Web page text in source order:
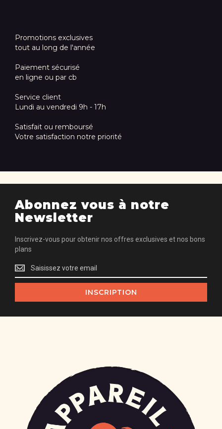
Promotions exclusives
tout au long de l'année
Paiement sécurisé
en ligne ou par cb
Service client
Lundi au vendredi 9h - 17h
Satisfait ou remboursé
Votre satisfaction notre priorité
Abonnez vous à notre
Newsletter
Inscrivez-vous pour obtenir nos offres exclusives et nos bons
plans
Inscrivez-
vous
pour
nos
INSCRIPTION